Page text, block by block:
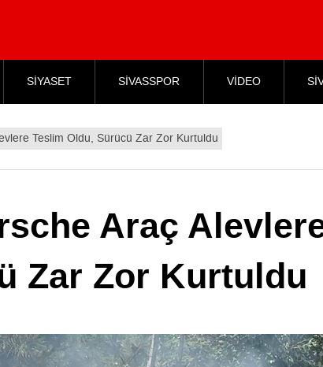
SİYASET SİVASSPOR VİDEO
Teslim Oldu, Sürücü Zar Zor Kurtuldu
Araç
Zar Zor Kurtuldu